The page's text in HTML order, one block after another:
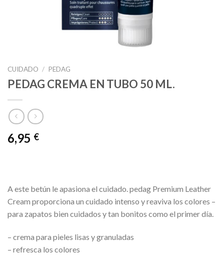
CUIDADO / PEDAG
PEDAG CREMA EN TUBO 50 ML.
6,95 €
A este betún le apasiona el cuidado. pedag Premium Leather
Cream proporciona un cuidado intenso y reaviva los colores –
para zapatos bien cuidados y tan bonitos como el primer día.
– crema para pieles lisas y granuladas
– refresca los colores